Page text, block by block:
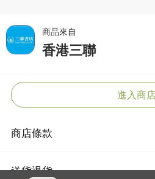
商品來自
香港三聯
進入商
商店條款
送貨退貨